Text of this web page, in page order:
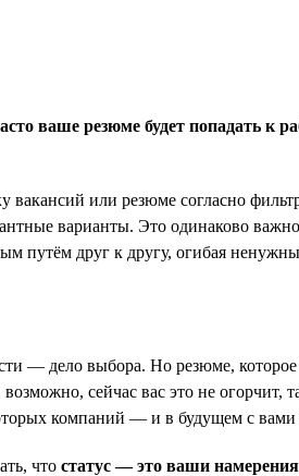
ваше резюме будет попадать к
или резюме согласно
варианты. Это одинаково
путём друг к другу, огибая
— дело выбора. Но резюме,
сейчас вас это не огорчит,
компаний — и в будущем с вами
что статус — это ваши